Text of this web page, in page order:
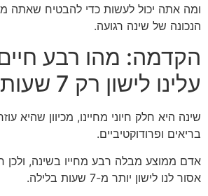
ומה אתה יכול לעשות כדי להבטיח שאתה
הנכונה של שינה רגועה.
הקדמה: מהו רבע
עלינו לישון רק 7 שעות בלילה?
שינה היא חלק חיוני מחיינו, מכיוון שהיא
בריאים ופרודוקטיביים.
אדם ממוצע מבלה רבע מחייו בשינה, ולכן
אסור לנו לישון יותר מ-7 שעות בלילה.